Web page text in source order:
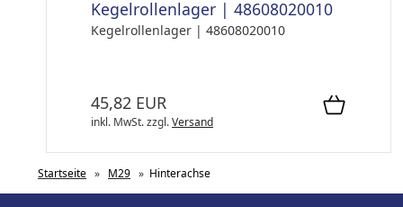
Kegelrollenlager | 48608020010
Kegelrollenlager | 48608020010
45,82 EUR
inkl. MwSt.zzgl.Versand
Startseite » M29 » Hinterachse